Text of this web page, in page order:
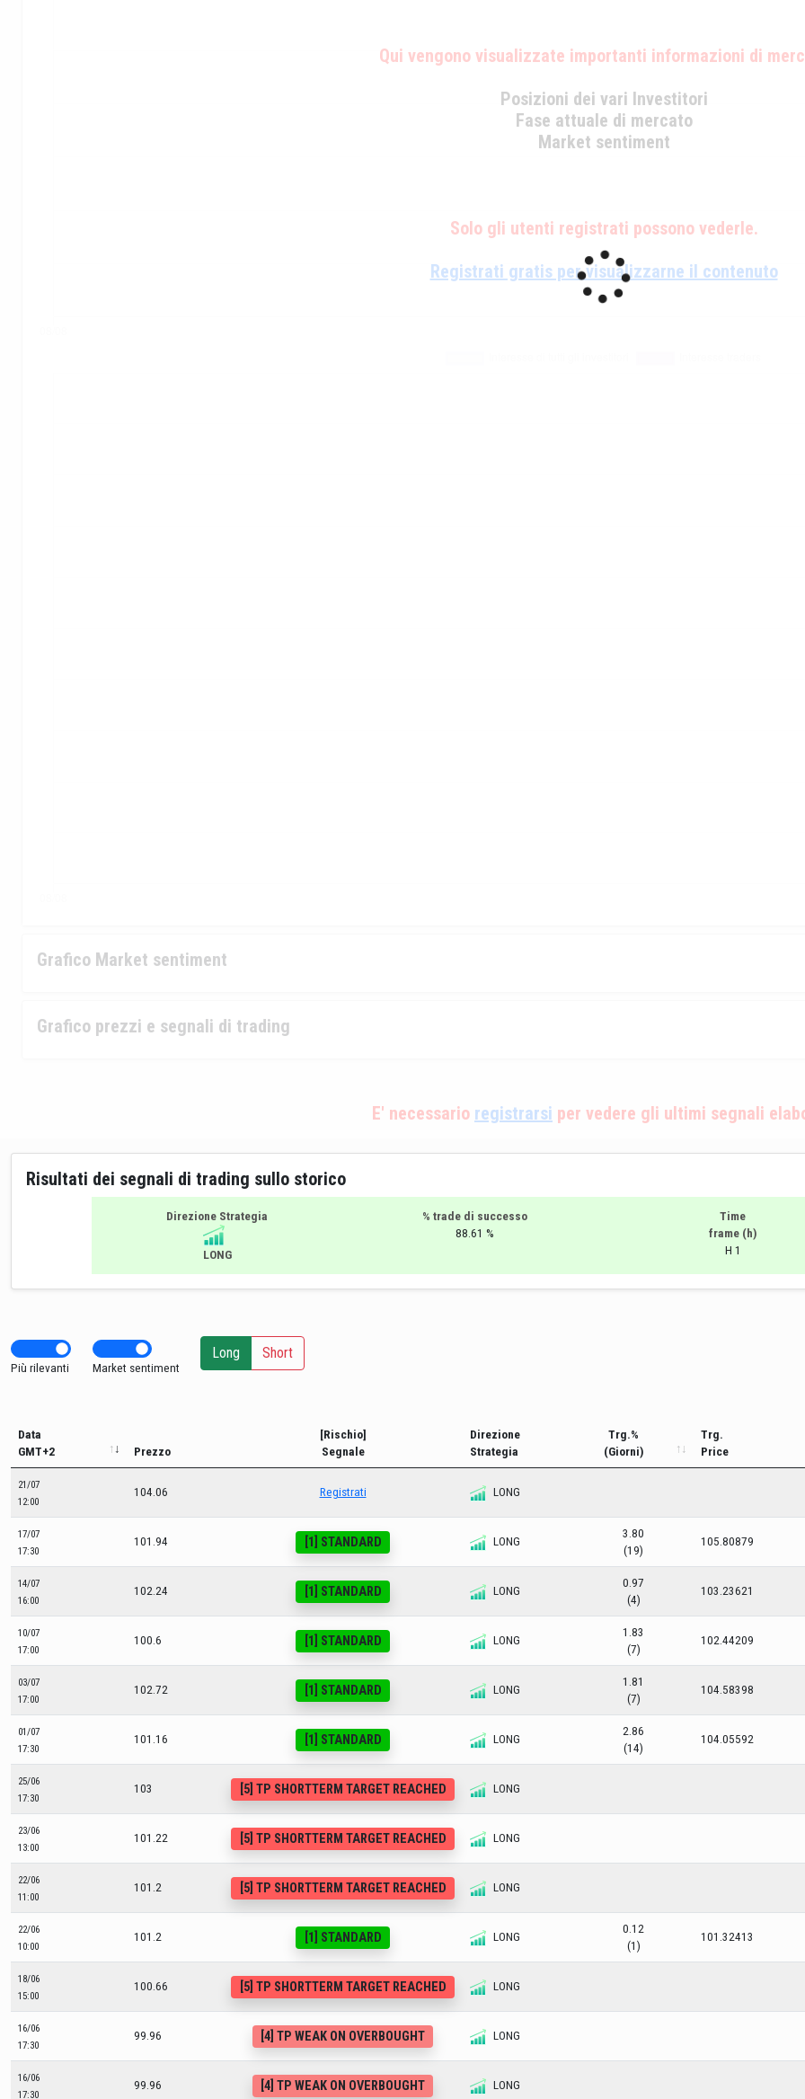
Qui vengono visualizzate importanti informazioni di
Posizioni dei vari Investitori
Fase attuale di mercato
Market sentiment
Solo gli utenti registrati possono vederle.
Registrati gratis per visualizzarne il contenuto
Grafico Market sentiment
Grafico prezzi e segnali di trading
E' necessario registrarsi per vedere gli ultimi segnali
Risultati dei segnali di trading sullo storico
Direzione Strategia
LONG
% trade di successo
88.61 %
Time
frame (h)
H 1
Più rilevanti Market sentiment
Long Short
Data
GMT+2
Prezzo
[Rischio]
Segnale
Direzione
Strategia
Trg.%
(Giorni)
Trg.
Price
21/07
12:00
104.06 Registrati LONG
17/07
17:30
101.94 [1] STANDARD LONG
3.80
(19)
105.80879
14/07
16:00
102.24 [1] STANDARD LONG
0.97
(4)
103.23621
10/07
17:00
100.6 [1] STANDARD LONG
1.83
(7)
102.44209
03/07
17:00
102.72 [1] STANDARD LONG
1.81
(7)
104.58398
01/07
17:30
101.16 [1] STANDARD LONG
2.86
(14)
104.05592
25/06
17:30
103 [5] TP SHORTTERM TARGET REACHED LONG
23/06
13:00
101.22 [5] TP SHORTTERM TARGET REACHED LONG
22/06
11:00
101.2 [5] TP SHORTTERM TARGET REACHED LONG
22/06
10:00
101.2 [1] STANDARD LONG
0.12
(1)
101.32413
18/06
15:00
100.66 [5] TP SHORTTERM TARGET REACHED LONG
16/06
17:30
99.96 [4] TP WEAK ON OVERBOUGHT LONG
16/06
17:30
99.96 [4] TP WEAK ON OVERBOUGHT LONG